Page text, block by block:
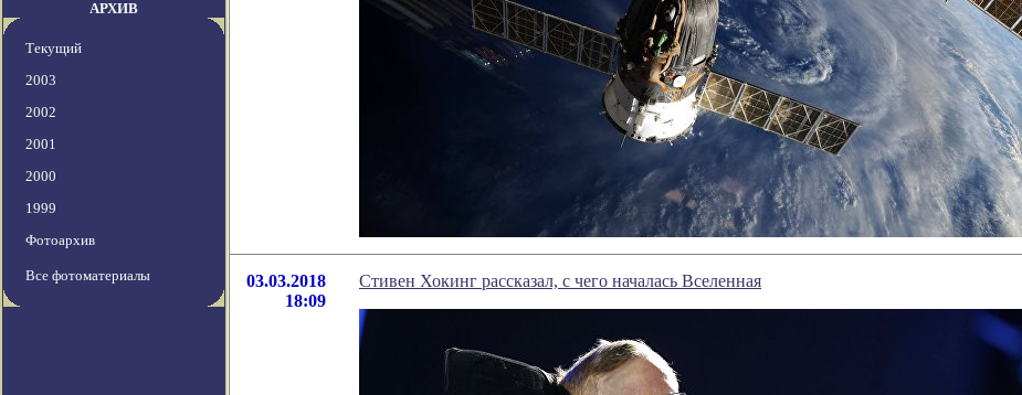
АРХИВ
Текущий
2003
2002
2001
2000
1999
Фотоархив
Все фотоматериалы
03.03.2018
18:09
Стивен Хокинг рассказал, с чего началась Вселенная